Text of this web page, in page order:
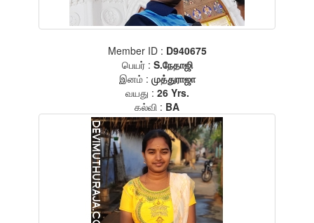
Member ID : D940675
பெயர் : S.நேதாஜி
இனம் : முத்துராஜா
வயது : 26 Yrs.
கல்வி : BA